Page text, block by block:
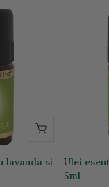
lavanda si
Ulei
5ml